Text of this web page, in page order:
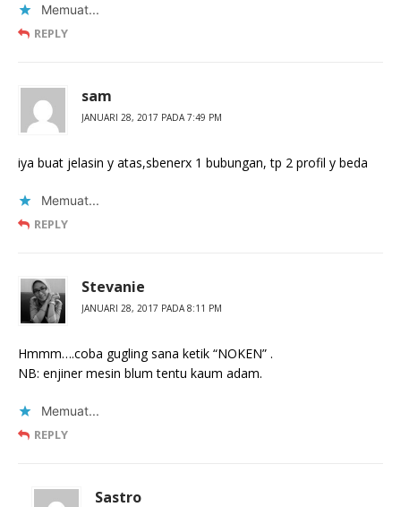
Memuat...
REPLY
sam
JANUARI 28, 2017 PADA 7:49 PM
iya buat jelasin y atas,sbenerx 1 bubungan, tp 2 profil y beda
Memuat...
REPLY
Stevanie
JANUARI 28, 2017 PADA 8:11 PM
Hmmm….coba gugling sana ketik “NOKEN” .
NB: enjiner mesin blum tentu kaum adam.
Memuat...
REPLY
Sastro